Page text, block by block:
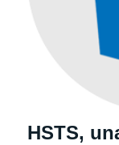
HSTS,